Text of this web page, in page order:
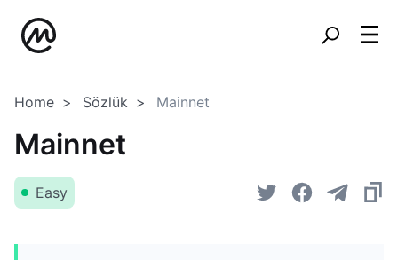
Home Sözlük Mainnet
Mainnet
Easy